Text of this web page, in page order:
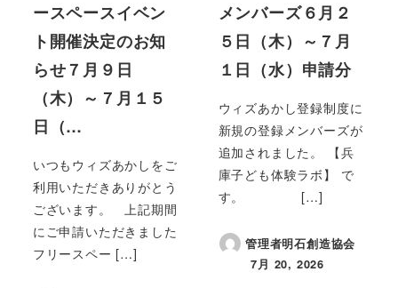
ースペースイベン
ト開催決定のお知
らせ７月９日
（木）～７月１５
日（…
いつもウィズあかしをご
利用いただきありがとう
ございます。 上記期間
にご申請いただきました
フリースペー […]
メンバーズ６月２
５日（木）～７月
１日（水）申請分
ウィズあかし登録制度に
新規の登録メンバーズが
追加されました。 【兵
庫子ども体験ラボ】 で
す。 […]
管理者明石創造協会
投稿日
7月 20, 2026